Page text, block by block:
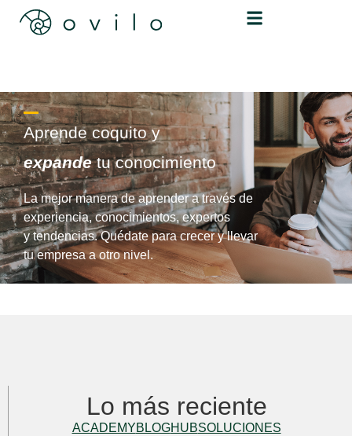
Aprende coquito y
expandetu conocimiento
La mejor manera de aprender a través de
experiencia, conocimientos, expertos
y tendencias. Quédate para crecer y llevar
tu empresa a otro nivel.
Lo más reciente
ACADEMYBLOGHUBSOLUCIONES